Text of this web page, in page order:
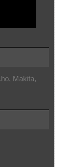
Makita,